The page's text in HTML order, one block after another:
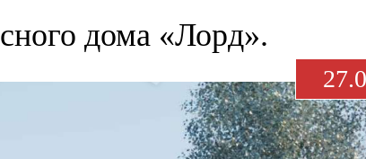
дома «Лорд».